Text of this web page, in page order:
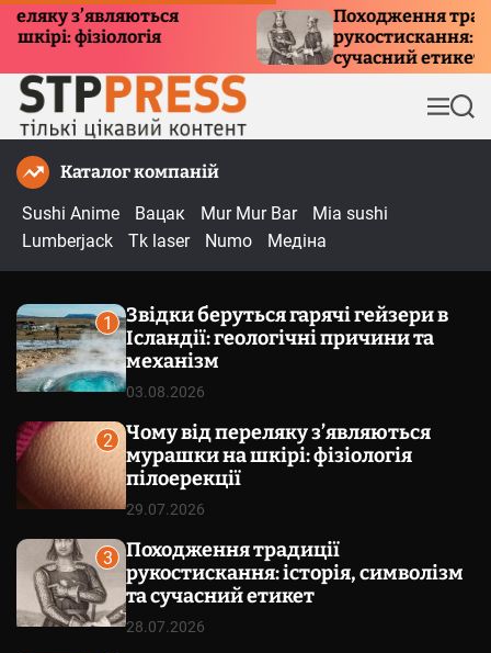
з’являються
Походження традиції
рукостискання: історія,
сучасний етикет
М
е
П
о
Каталог компаній
Sushi Anime
Вацак Mur Mur Bar
Mia sushi
Lumberjack
Tk laser Numo Медіна
1
Звідки беруться гарячі гейзери в
Ісландії: геологічні причини та
механізм
03.08.2026
2
Чому від переляку з’являються
мурашки на шкірі: фізіологія
пілоерекції
29.07.2026
3
Походження традиції
рукостискання: історія, символізм
та сучасний етикет
28.07.2026